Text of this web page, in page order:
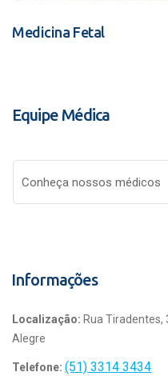
Medicina Fetal
Equipe Médica
Conheça nossos médicos
Informações
Localização: Rua Tiradentes,
Alegre
Telefone: (51) 3314 3434